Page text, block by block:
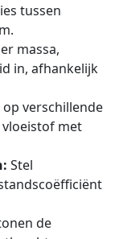
tussen
massa,
in, afhankelijk
verschillende
met
Stel
de